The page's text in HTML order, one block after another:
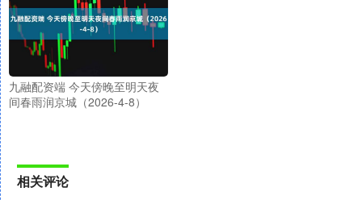
九融配资端 今天傍晚至明天夜
间春雨润京城（2026-4-8）
相关评论